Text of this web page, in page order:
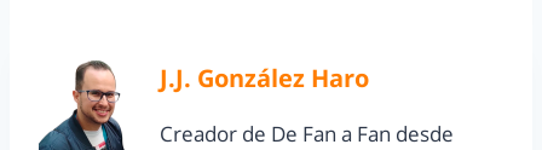
J.J. González Haro
Creador de De Fan a Fan desde